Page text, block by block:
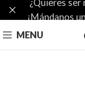
MENU
¿Quieres
¡Mándanos